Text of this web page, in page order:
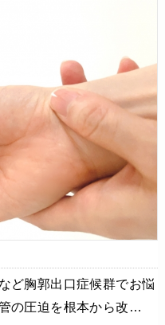
ど胸郭出口症候群でお悩
の圧迫を根本から改…